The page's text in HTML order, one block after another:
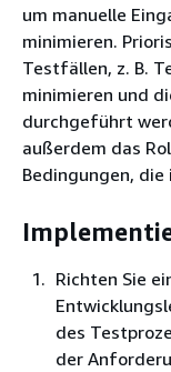
um manuelle
minimieren.
Testfällen, z. B.
minimieren und
durchgeführt
außerdem das
Bedingungen,
Richten Sie
des
der